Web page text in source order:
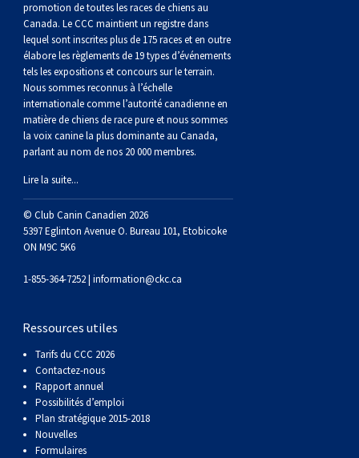
promotion de toutes les races de chiens au
Canada. Le CCC maintient un registre dans
lequel sont inscrites plus de 175 races et en outre
élabore les règlements de 19 types d’événements
tels les expositions et concours sur le terrain.
Nous sommes reconnus à l’échelle
internationale comme l’autorité canadienne en
matière de chiens de race pure et nous sommes
la voix canine la plus dominante au Canada,
parlant au nom de nos 20 000 membres.
Lire la suite...
© Club Canin Canadien 2026
5397 Eglinton Avenue O. Bureau 101, Etobicoke
ON M9C 5K6
1-855-364-7252 | information@ckc.ca
Ressources utiles
Tarifs du CCC 2026
Contactez-nous
Rapport annuel
Possibilités d’emploi
Plan stratégique 2015-2018
Nouvelles
Formulaires